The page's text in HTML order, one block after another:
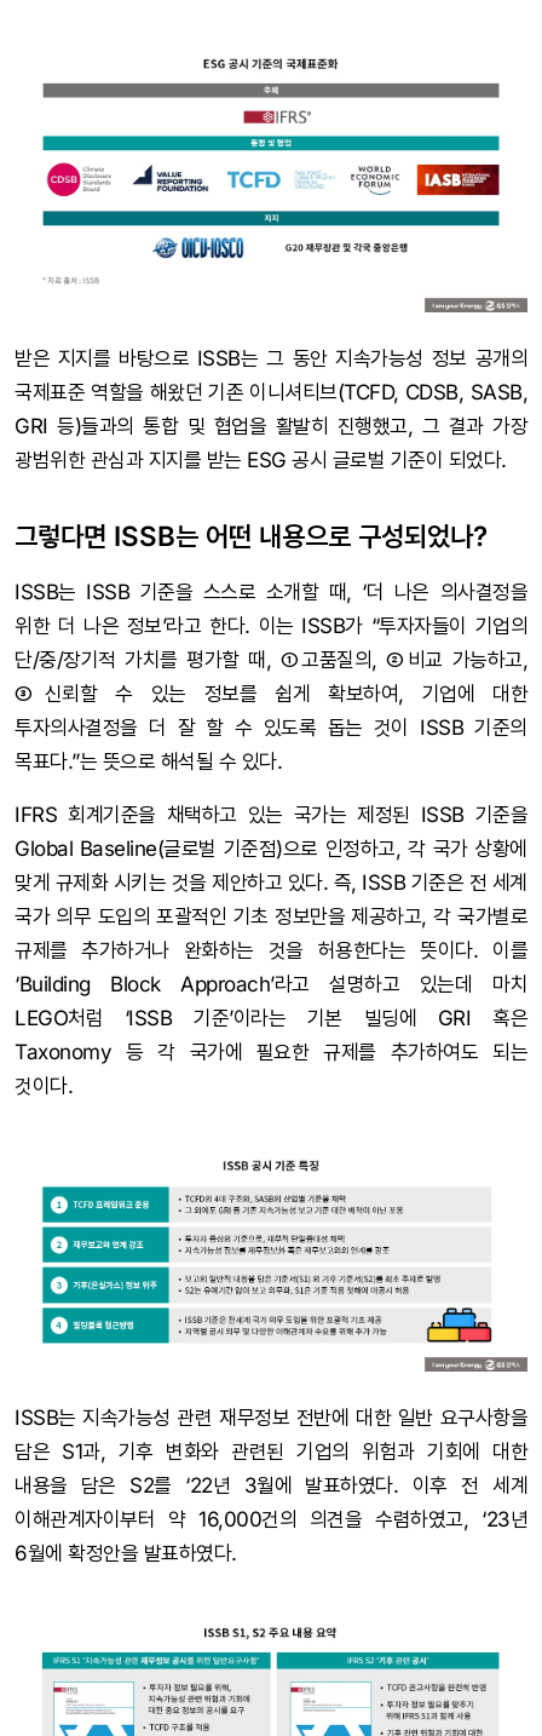
받은 지지를 바탕으로 ISSB는 그 동안 지속가능성 정보 공개의
국제표준 역할을 해왔던 기존 이니셔티브(TCFD, CDSB, SASB,
GRI 등)들과의 통합 및 협업을 활발히 진행했고, 그 결과 가장
광범위한 관심과 지지를 받는 ESG 공시 글로벌 기준이 되었다.
그렇다면 ISSB는 어떤 내용으로 구성되었나?
ISSB는 ISSB 기준을 스스로 소개할 때, ‘더 나은 의사결정을
위한 더 나은 정보’라고 한다. 이는 ISSB가 “투자자들이 기업의
단/중/장기적 가치를 평가할 때, ①고품질의, ②비교 가능하고,
③신뢰할 수 있는 정보를 쉽게 확보하여, 기업에 대한
투자의사결정을 더 잘 할 수 있도록 돕는 것이 ISSB 기준의
목표다.”는 뜻으로 해석될 수 있다.
IFRS 회계기준을 채택하고 있는 국가는 제정된 ISSB 기준을
Global Baseline(글로벌 기준점)으로 인정하고, 각 국가 상황에
맞게 규제화 시키는 것을 제안하고 있다. 즉, ISSB 기준은 전 세계
국가 의무 도입의 포괄적인 기초 정보만을 제공하고, 각 국가별로
규제를 추가하거나 완화하는 것을 허용한다는 뜻이다. 이를
‘Building Block Approach’라고 설명하고 있는데 마치
LEGO처럼 ‘ISSB 기준’이라는 기본 빌딩에 GRI 혹은
Taxonomy 등 각 국가에 필요한 규제를 추가하여도 되는
것이다.
ISSB는 지속가능성 관련 재무정보 전반에 대한 일반 요구사항을
담은 S1과, 기후 변화와 관련된 기업의 위험과 기회에 대한
내용을 담은 S2를 ‘22년 3월에 발표하였다. 이후 전 세계
이해관계자이부터 약 16,000건의 의견을 수렴하였고, ‘23년
6월에 확정안을 발표하였다.